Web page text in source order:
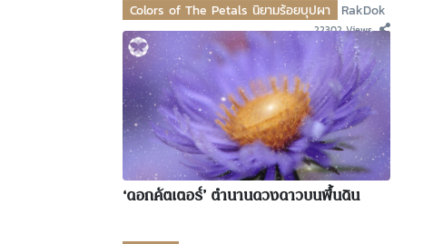
Colors of The Petals นิยามร้อยบุปผา RakDok
22302 Views
‘ดอกคัตเตอร์’ ตำนานดวงดาวบนพื้นดิน